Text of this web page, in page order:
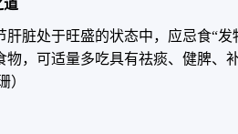
道
肝脏处于旺盛的状态中，应忌食“
物，可适量多吃具有祛痰、健脾、
）